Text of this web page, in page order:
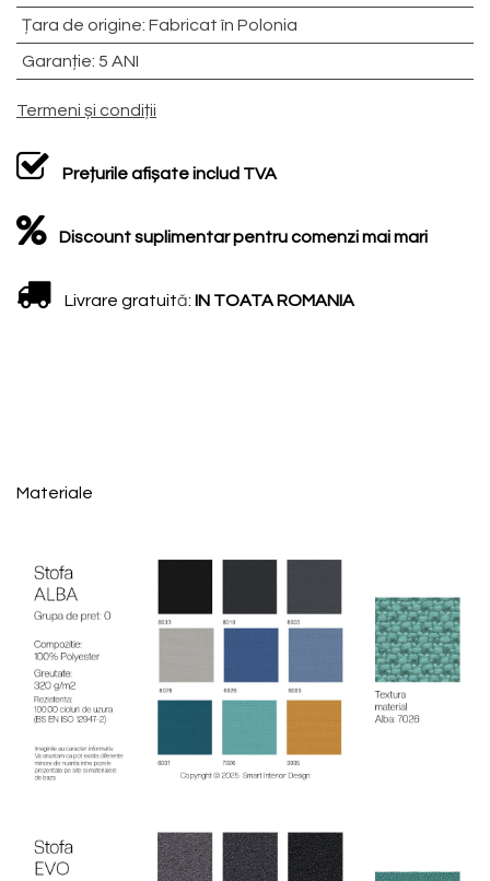
Țara de origine: Fabricat în Polonia
Garanție: 5 ANI
Termeni și condiții
Prețurile afișate includ TVA
Discount suplimentar pentru comenzi mai mari
Livrare gratuită: IN TOATA ROMANIA
Materiale